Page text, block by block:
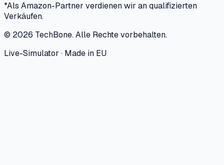
*Als Amazon-Partner verdienen wir an qualifizierten
Verkäufen.
© 2026 TechBone.Alle Rechte vorbehalten.
Live-Simulator · Made in EU